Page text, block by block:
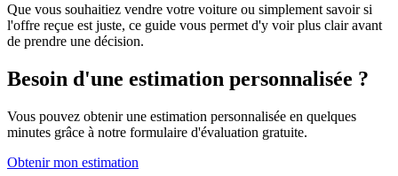
Que vous souhaitiez vendre votre voiture ou simplement savoir si
l'offre reçue est juste, ce guide vous permet d'y voir plus clair avant
de prendre une décision.
Besoin d'une estimation personnalisée ?
Vous pouvez obtenir une estimation personnalisée en quelques
minutes grâce à notre formulaire d'évaluation gratuite.
Obtenir mon estimation